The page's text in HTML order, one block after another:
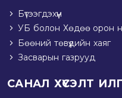
Бүтээгдэхүүн
УБ болон Хөдөө орон
Бөөний төвүүдийн хаяг
Засварын газрууд
САНАЛ ХҮСЭЛТ